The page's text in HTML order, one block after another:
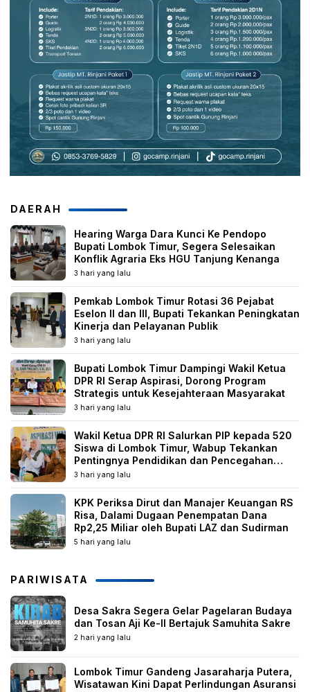
DAERAH
Hearing Warga Dara Kunci Ke Pendopo
Bupati Lombok Timur, Segera Selesaikan
Konflik Agraria Eks HGU Tanjung Kenanga
3 hari yang lalu
Pemkab Lombok Timur Rotasi 36 Pejabat
Eselon II dan III, Bupati Tekankan Peningkatan
Kinerja dan Pelayanan Publik
3 hari yang lalu
Bupati Lombok Timur Dampingi Wakil Ketua
DPR RI Serap Aspirasi, Dorong Program
Strategis untuk Kesejahteraan Masyarakat
3 hari yang lalu
Wakil Ketua DPR RI Salurkan PIP kepada 520
Siswa di Lombok Timur, Wabup Tekankan
Pentingnya Pendidikan dan Pencegahan
Perkawinan Anak
3 hari yang lalu
KPK Periksa Dirut dan Manajer Keuangan RS
Risa, Dalami Dugaan Penempatan Dana
Rp2,25 Miliar oleh Bupati LAZ dan Sudirman
5 hari yang lalu
PARIWISATA
Desa Sakra Segera Gelar Pagelaran Budaya
dan Tosan Aji Ke-II Bertajuk Samuhita Sakre
2 hari yang lalu
Lombok Timur Gandeng Jasaraharja Putera,
Wisatawan Kini Dapat Perlindungan Asuransi